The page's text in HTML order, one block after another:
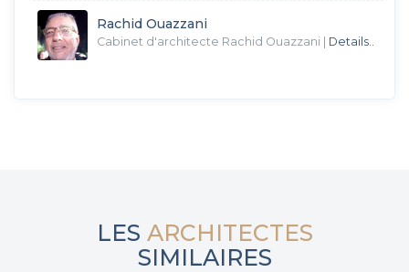
Rachid Ouazzani
Cabinet d'architecte Rachid Ouazzani Details..
LES ARCHITECTES
SIMILAIRES